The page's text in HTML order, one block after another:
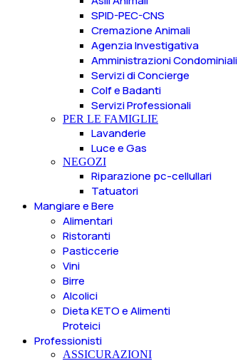
SPID-PEC-CNS
Cremazione Animali
Agenzia Investigativa
Amministrazioni Condominiali
Servizi di Concierge
Colf e Badanti
Servizi Professionali
PER LE FAMIGLIE
Lavanderie
Luce e Gas
NEGOZI
Riparazione pc-cellullari
Tatuatori
Mangiare e Bere
Alimentari
Ristoranti
Pasticcerie
Vini
Birre
Alcolici
Dieta KETO e Alimenti
Proteici
Professionisti
ASSICURAZIONI